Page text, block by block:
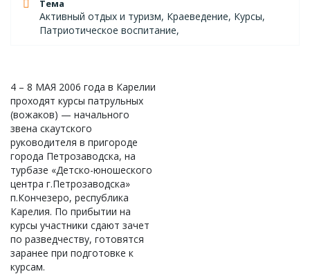
Тема
Активный отдых и туризм, Краеведение, Курсы,
Патриотическое воспитание,
4 – 8 МАЯ 2006 года в Карелии
проходят курсы патрульных
(вожаков) — начального
звена скаутского
руководителя в пригороде
города Петрозаводска, на
турбазе «Детско-юношеского
центра г.Петрозаводска»
п.Кончезеро, республика
Карелия. По прибытии на
курсы участники сдают зачет
по разведчеству, готовятся
заранее при подготовке к
курсам.